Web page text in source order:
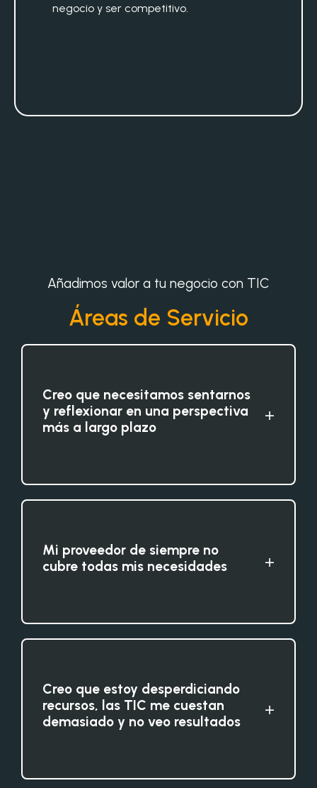
Añadimos valor a tu negocio con TIC
Áreas de Servicio
Creo que necesitamos sentarnos
y reflexionar en una perspectiva
más a largo plazo
+
Mi proveedor de siempre no
cubre todas mis necesidades
+
Creo que estoy desperdiciando
recursos, las TIC me cuestan
demasiado y no veo resultados
+